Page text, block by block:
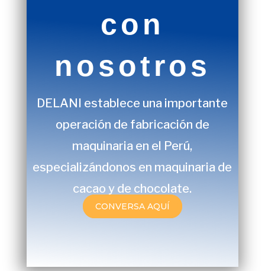
con
nosotros
DELANI establece una importante
operación de fabricación de
maquinaria en el Perú,
especializándonos en maquinaria de
cacao y de chocolate.
CONVERSA AQUÍ